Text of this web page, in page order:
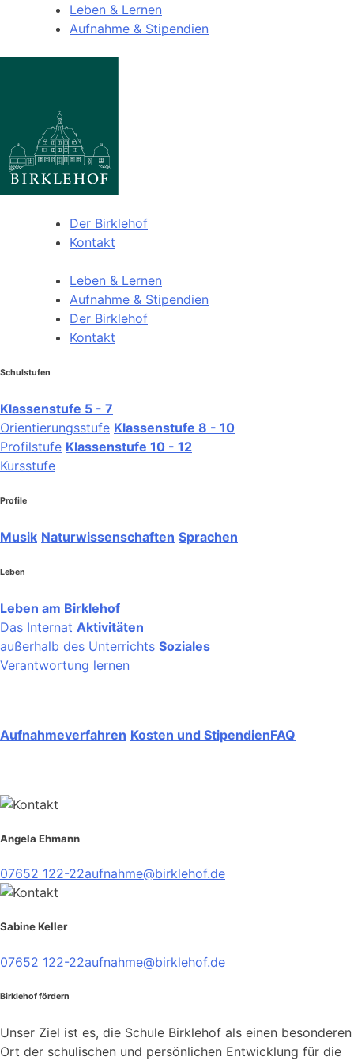
Leben & Lernen
Aufnahme & Stipendien
Der Birklehof
Kontakt
Leben & Lernen
Aufnahme & Stipendien
Der Birklehof
Kontakt
Schulstufen
Klassenstufe 5 - 7
Orientierungsstufe Klassenstufe 8 - 10
Profilstufe Klassenstufe 10 - 12
Kursstufe
Profile
Musik Naturwissenschaften Sprachen
Leben
Leben am Birklehof
Das Internat Aktivitäten
außerhalb des Unterrichts Soziales
Verantwortung lernen
Aufnahmeverfahren Kosten und StipendienFAQ
Angela Ehmann
07652 122-22aufnahme@birklehof.de
Sabine Keller
07652 122-22aufnahme@birklehof.de
Birklehof fördern
Unser Ziel ist es, die Schule Birklehof als einen besonderen
Ort der schulischen und persönlichen Entwicklung für die